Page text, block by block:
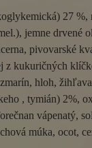
27
jemne drvené
pivovarské
z kukuričných
hloh,
, tymián) 2%,
vápenatý,
múka, ocot,